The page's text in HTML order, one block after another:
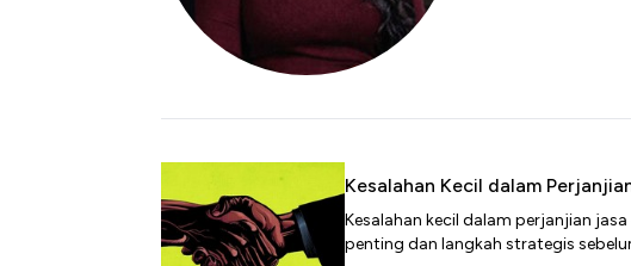
Kesalahan Kecil dalam
Kesalahan kecil dalam perjanjian
penting dan langkah strategis